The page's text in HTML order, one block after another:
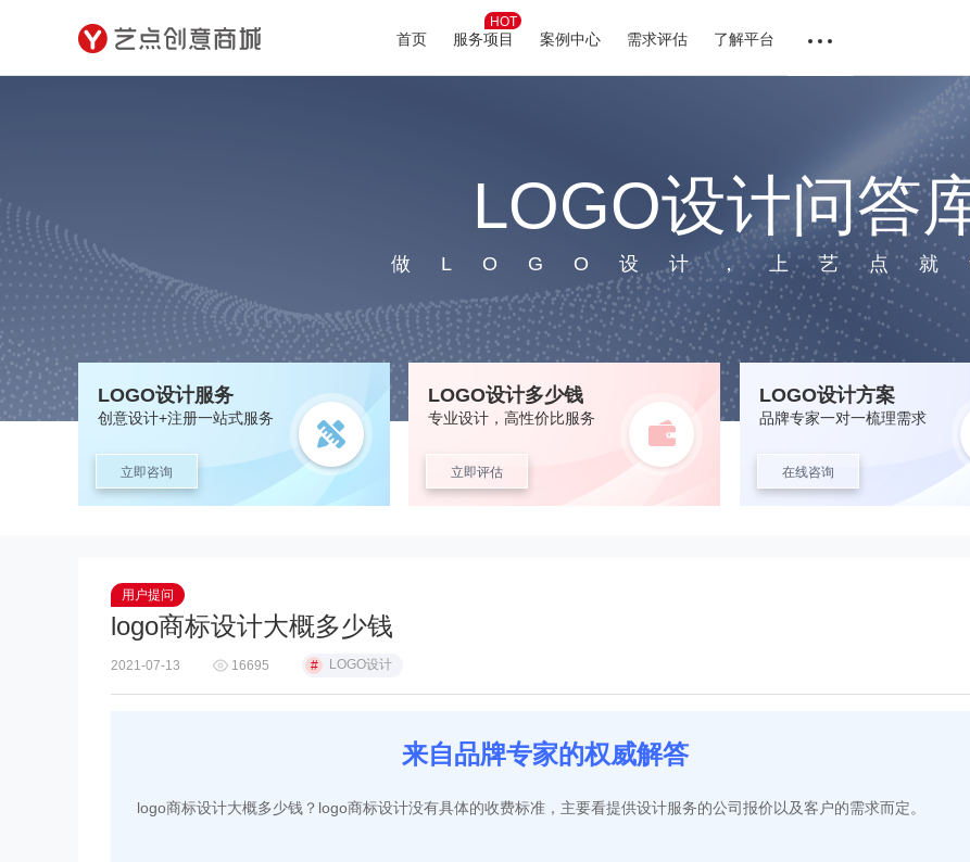
首页 服务项目
HOT
案例中心 需求评估 了解平台
LOGO设计问答
做LOGO设计，上艺点就
LOGO设计服务
创意设计+注册一站式服务
立即咨询
LOGO设计多少钱
专业设计，高性价比服务
立即评估
LOGO设计方案
品牌专家一对一梳理需求
在线咨询
用户提问
logo商标设计大概多少钱
2021-07-13 16695 # LOGO设计
来自品牌专家的权威解答
logo商标设计大概多少钱？logo商标设计没有具体的收费标准，主要看提供设计服务的公司报价以及客户的需求而定。